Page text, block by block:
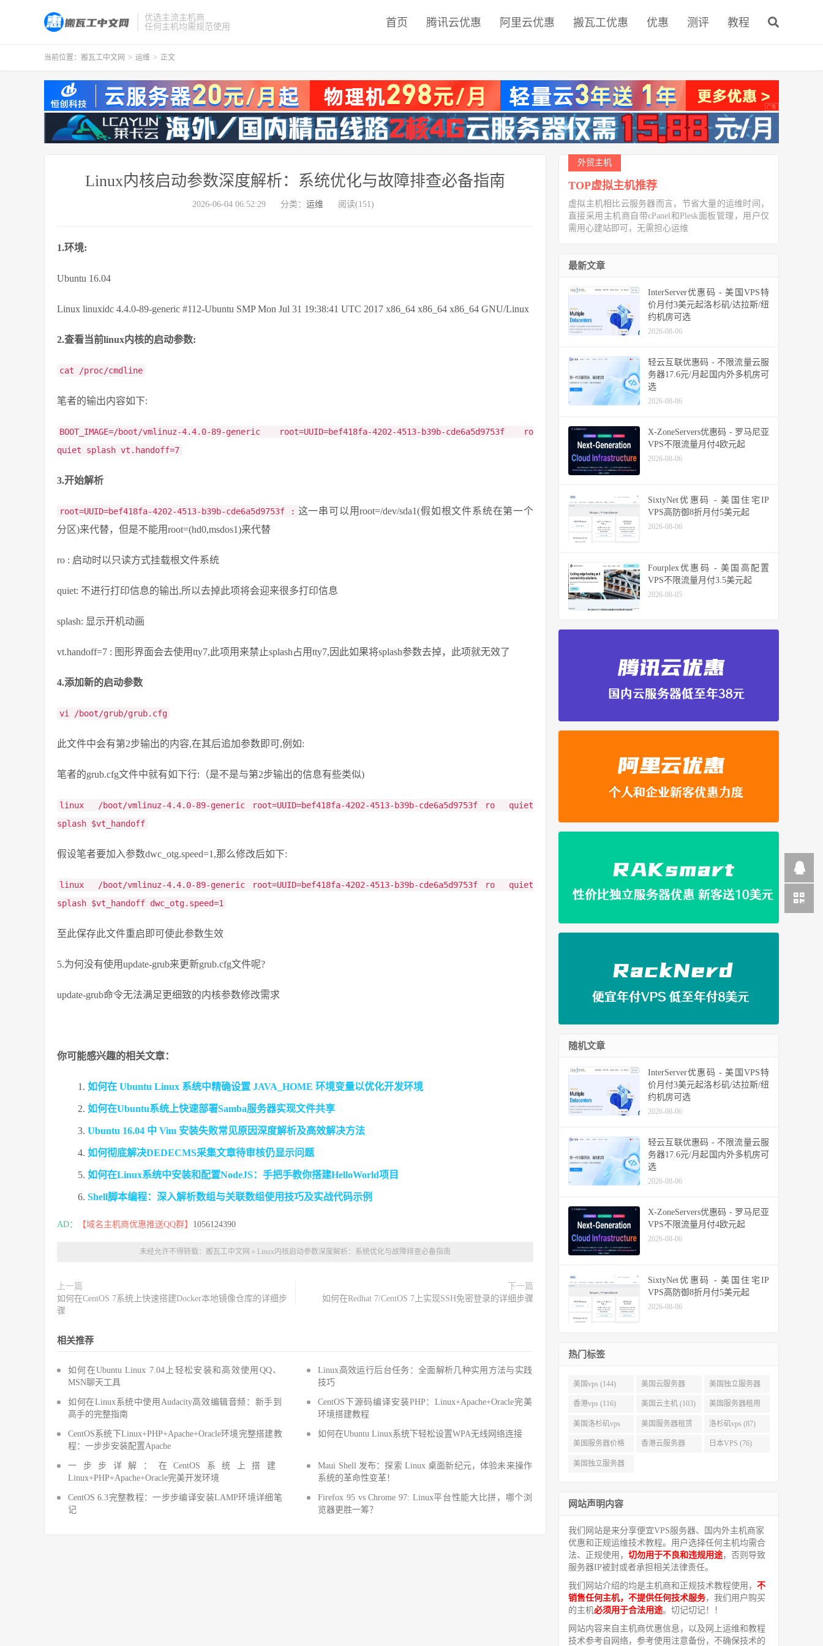
优选主流主机商
任何主机均需规范使用
首页 腾讯云优惠 阿里云优惠 搬瓦工优惠 优惠 测评 教程
当前位置： 搬瓦工中文网 > 运维 > 正文
Linux内核启动参数深度解析：系统优化与故障排查必备指南
2026-06-04 06:52:29 分类： 运维 阅读(151)
1.环境:
Ubuntu 16.04
Linux linuxidc 4.4.0-89-generic #112-Ubuntu SMP Mon Jul 31 19:38:41 UTC 2017 x86_64 x86_64 x86_64 GNU/Linux
2.查看当前linux内核的启动参数:
cat /proc/cmdline
笔者的输出内容如下:
BOOT_IMAGE=/boot/vmlinuz-4.4.0-89-generic root=UUID=bef418fa-4202-4513-b39b-cde6a5d9753f ro
quiet splash vt.handoff=7
3.开始解析
root=UUID=bef418fa-4202-4513-b39b-cde6a5d9753f : 这一串可以用root=/dev/sda1(假如根文件系统在第一个
分区)来代替，但是不能用root=(hd0,msdos1)来代替
ro : 启动时以只读方式挂载根文件系统
quiet: 不进行打印信息的输出,所以去掉此项将会迎来很多打印信息
splash: 显示开机动画
vt.handoff=7 : 图形界面会去使用tty7,此项用来禁止splash占用tty7,因此如果将splash参数去掉，此项就无效了
4.添加新的启动参数
vi /boot/grub/grub.cfg
此文件中会有第2步输出的内容,在其后追加参数即可,例如:
笔者的grub.cfg文件中就有如下行:（是不是与第2步输出的信息有些类似)
linux /boot/vmlinuz-4.4.0-89-generic root=UUID=bef418fa-4202-4513-b39b-cde6a5d9753f ro quiet
splash $vt_handoff
假设笔者要加入参数dwc_otg.speed=1,那么修改后如下:
linux /boot/vmlinuz-4.4.0-89-generic root=UUID=bef418fa-4202-4513-b39b-cde6a5d9753f ro quiet
splash $vt_handoff dwc_otg.speed=1
至此保存此文件重启即可使此参数生效
5.为何没有使用update-grub来更新grub.cfg文件呢?
update-grub命令无法满足更细致的内核参数修改需求
你可能感兴趣的相关文章：
如何在 Ubuntu Linux 系统中精确设置 JAVA_HOME 环境变量以优化开发环境
如何在Ubuntu系统上快速部署Samba服务器实现文件共享
Ubuntu 16.04 中 Vim 安装失败常见原因深度解析及高效解决方法
如何彻底解决DEDECMS采集文章待审核仍显示问题
如何在Linux系统中安装和配置NodeJS：手把手教你搭建HelloWorld项目
Shell脚本编程：深入解析数组与关联数组使用技巧及实战代码示例
AD： 【域名主机商优惠推送QQ群】 1056124390
未经允许不得转载： 搬瓦工中文网 » Linux内核启动参数深度解析：系统优化与故障排查必备指南
上一篇
如何在CentOS 7系统上快速搭建Docker本地镜像仓库的详细步
骤
下一篇
如何在Redhat 7/CentOS 7上实现SSH免密登录的详细步骤
相关推荐
如何在Ubuntu Linux 7.04上轻松安装和高效使用QQ、
MSN聊天工具
Linux高效运行后台任务：全面解析几种实用方法与实践
技巧
如何在Linux系统中使用Audacity高效编辑音频：新手到
高手的完整指南
CentOS下源码编译安装PHP：Linux+Apache+Oracle完美
环境搭建教程
CentOS系统下Linux+PHP+Apache+Oracle环境完整搭建教
程：一步步安装配置Apache
如何在Ubuntu Linux系统下轻松设置WPA无线网络连接
一步步详解：在CentOS系统上搭建
Linux+PHP+Apache+Oracle完美开发环境
Maui Shell 发布：探索 Linux 桌面新纪元，体验未来操作
系统的革命性变革！
CentOS 6.3完整教程：一步步编译安装LAMP环境详细笔
记
Firefox 95 vs Chrome 97: Linux平台性能大比拼，哪个浏
览器更胜一筹？
外贸主机
TOP虚拟主机推荐
虚拟主机相比云服务器而言，节省大量的运维时间，
直接采用主机商自带cPanel和Plesk面板管理，用户仅
需用心建站即可，无需担心运维
最新文章
InterServer优惠码 - 美国VPS特
价月付3美元起洛杉矶/达拉斯/纽
约机房可选
2026-08-06
轻云互联优惠码 - 不限流量云服
务器17.6元/月起国内外多机房可
选
2026-08-06
X-ZoneServers优惠码 - 罗马尼亚
VPS不限流量月付4欧元起
2026-08-06
SixtyNet优惠码 - 美国住宅IP
VPS高防御8折月付5美元起
2026-08-06
Fourplex优惠码 - 美国高配置
VPS不限流量月付3.5美元起
2026-08-05
随机文章
InterServer优惠码 - 美国VPS特
价月付3美元起洛杉矶/达拉斯/纽
约机房可选
2026-08-06
轻云互联优惠码 - 不限流量云服
务器17.6元/月起国内外多机房可
选
2026-08-06
X-ZoneServers优惠码 - 罗马尼亚
VPS不限流量月付4欧元起
2026-08-06
SixtyNet优惠码 - 美国住宅IP
VPS高防御8折月付5美元起
2026-08-06
热门标签
美国vps (144) 美国云服务器
(143)
美国独立服务器
(118)
香港vps (116) 美国云主机 (103) 美国服务器租用
(99)
美国洛杉矶vps
(94)
美国服务器租赁
(91)
洛杉矶vps (87)
美国服务器价格
(82)
香港云服务器 日本VPS (76)
美国独立服务器
网站声明内容
我们网站是来分享便宜VPS服务器、国内外主机商家
优惠和正规运维技术教程。用户选择任何主机均需合
法、正规使用， 切勿用于不良和违规用途，否则导致
服务器IP被封或者承担相关法律责任。
我们网站介绍的均是主机商和正规技术教程使用， 不
销售任何主机，不提供任何技术服务，我们用户购买
的主机必须用于合法用途。切记切记！！
网站内容来自主机商优惠信息，以及网上运维和教程
技术参考自网络，参考使用注意备份，不确保技术的